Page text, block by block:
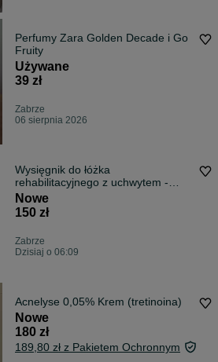
Perfumy Zara Golden Decade i Go
Fruity
Używane
39 zł
Zabrze
06 sierpnia 2026
Wysięgnik do łóżka
rehabilitacyjnego z uchwytem -
uniwersalny
Nowe
150 zł
Zabrze
Dzisiaj o 06:09
Acnelyse 0,05% Krem (tretinoina)
Nowe
180 zł
189,80 zł z Pakietem Ochronnym